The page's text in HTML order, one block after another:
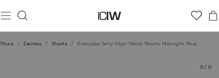
Thuis / Dames / Shorts / Everyday Terry High Waist Shorts Midnight Blue
0 / 0